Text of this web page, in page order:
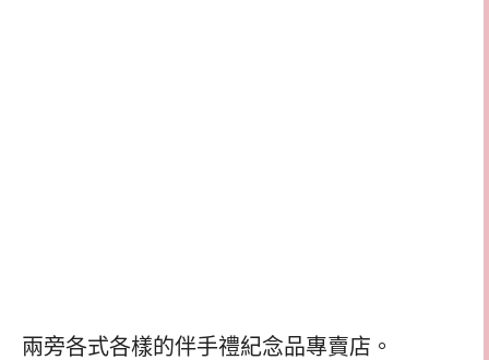
兩旁各式各樣的伴手禮紀念品專賣店。